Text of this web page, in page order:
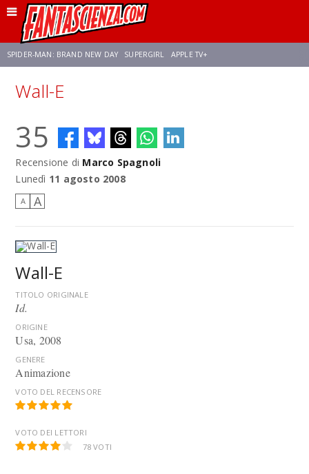
SPIDER-MAN: BRAND NEW DAY SUPERGIRL APPLE TV+
FRANCO RICCIARDIELLO
NETFLIX SADIE SINK STAR TREK: STRANGE NEW WORLDS
Wall-E
35
Recensione di Marco Spagnoli
Lunedì 11 agosto 2008
A A
Wall-E
TITOLO ORIGINALE
Id.
ORIGINE
Usa, 2008
GENERE
Animazione
VOTO DEL RECENSORE
VOTO DEI LETTORI
78 VOTI